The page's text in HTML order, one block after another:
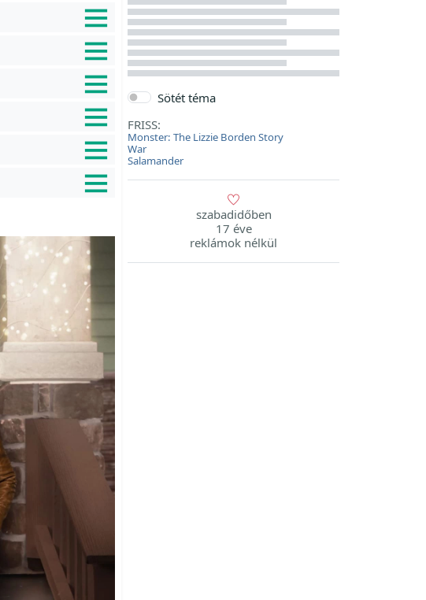
Sötét téma
FRISS:
Monster: The Lizzie Borden Story
War
Salamander
szabadidőben
17 éve
reklámok nélkül